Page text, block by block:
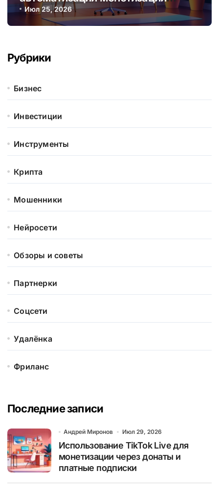
контента и услуг онлайн
Июл 25, 2026
Рубрики
Бизнес
Инвестиции
Инструменты
Крипта
Мошенники
Нейросети
Обзоры и советы
Партнерки
Соцсети
Удалёнка
Фриланс
Последние записи
Андрей Миронов Июл 29, 2026
Использование TikTok Live для
монетизации через донаты и
платные подписки